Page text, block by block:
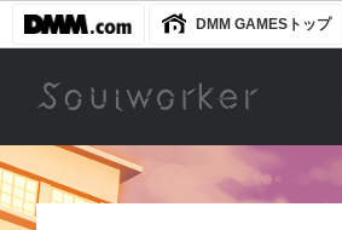
DMM GAMESトップ